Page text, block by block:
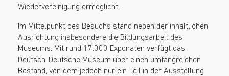
Wiedervereinigung ermöglicht.
Im Mittelpunkt des Besuchs stand neben der inhaltlichen
Ausrichtung insbesondere die Bildungsarbeit des
Museums. Mit rund 17.000 Exponaten verfügt das
Deutsch-Deutsche Museum über einen umfangreichen
Bestand, von dem jedoch nur ein Teil in der Ausstellung